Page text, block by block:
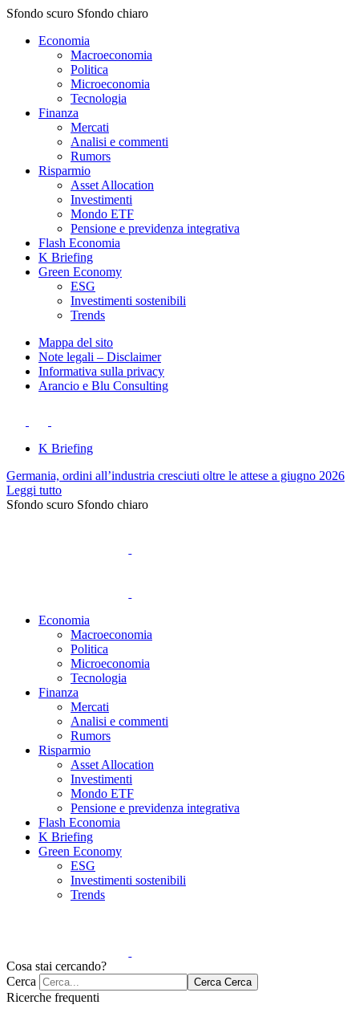
Sfondo scuro Sfondo chiaro
Economia
Macroeconomia
Politica
Microeconomia
Tecnologia
Finanza
Mercati
Analisi e commenti
Rumors
Risparmio
Asset Allocation
Investimenti
Mondo ETF
Pensione e previdenza integrativa
Flash Economia
K Briefing
Green Economy
ESG
Investimenti sostenibili
Trends
Mappa del sito
Note legali – Disclaimer
Informativa sulla privacy
Arancio e Blu Consulting
K Briefing
Germania, ordini all’industria cresciuti oltre le attese a giugno 2026
Leggi tutto
Sfondo scuro Sfondo chiaro
Economia
Macroeconomia
Politica
Microeconomia
Tecnologia
Finanza
Mercati
Analisi e commenti
Rumors
Risparmio
Asset Allocation
Investimenti
Mondo ETF
Pensione e previdenza integrativa
Flash Economia
K Briefing
Green Economy
ESG
Investimenti sostenibili
Trends
Cosa stai cercando?
Cerca
Cerca Cerca
Ricerche frequenti